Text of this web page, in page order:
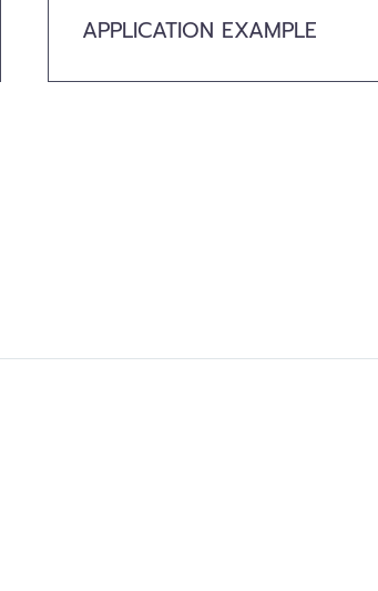
APPLICATION EXAMPLE